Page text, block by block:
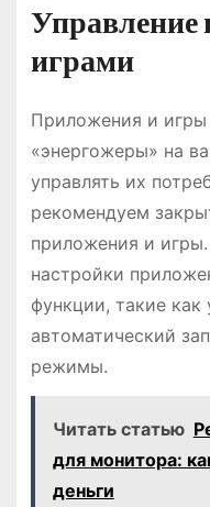
играми
Приложения и
«энергожеры» на
управлять их
рекомендуем
приложения и
настройки
функции, такие как
автоматический
режимы.
Читать статью
для монитора:
деньги